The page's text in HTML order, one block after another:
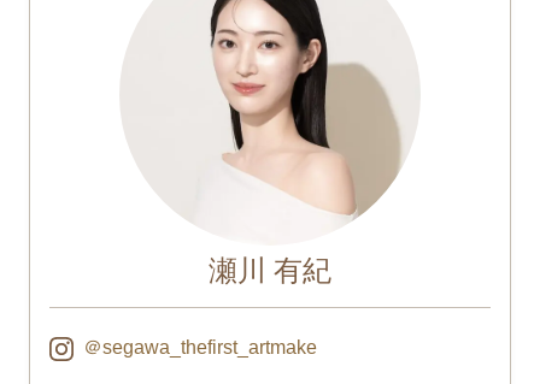
瀬川 有紀
＠segawa_thefirst_artmake